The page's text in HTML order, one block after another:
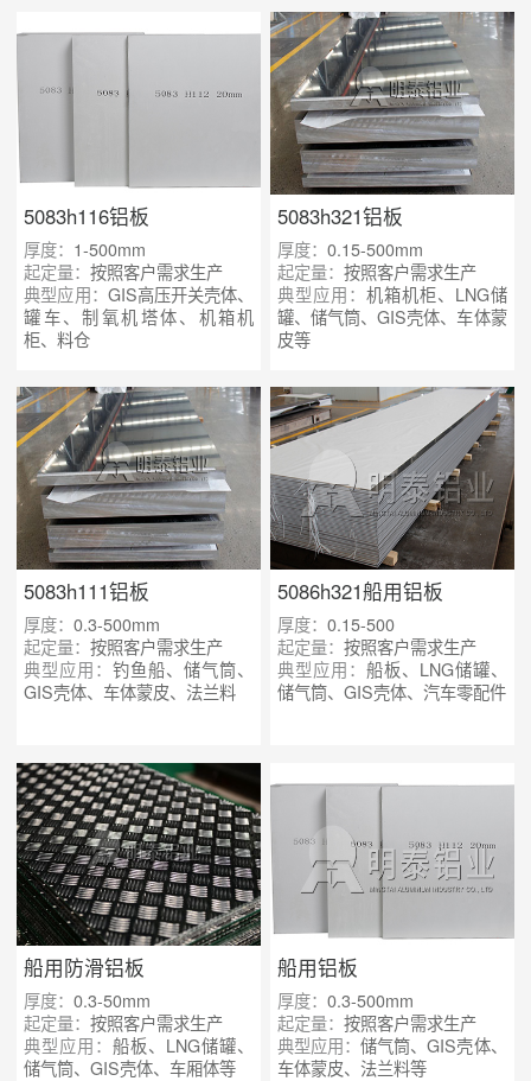
5083h116铝板
厚度： 1-500mm
起定量：按照客户需求生产
典型应用： GIS高压开关壳体、
罐车、制氧机塔体、机箱机
柜、料仓
5083h321铝板
厚度： 0.15-500mm
起定量： 按照客户需求生产
典型应用： 机箱机柜、LNG储
罐、储气筒、GIS壳体、车体蒙
皮等
5083h111铝板
厚度：0.3-500mm
起定量：按照客户需求生产
典型应用：钓鱼船、储气筒、
GIS壳体、车体蒙皮、法兰料
5086h321船用铝板
厚度： 0.15-500
起定量： 按照客户需求生产
典型应用： 船板、LNG储罐、
储气筒、GIS壳体、汽车零配件
船用防滑铝板
厚度：0.3-50mm
起定量：按照客户需求生产
典型应用：船板、LNG储罐、
储气筒、GIS壳体、车厢体等
船用铝板
厚度： 0.3-500mm
起定量： 按照客户需求生产
典型应用：储气筒、GIS壳体、
车体蒙皮、法兰料等